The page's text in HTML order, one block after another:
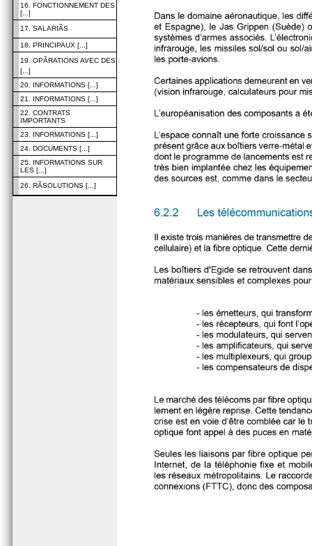
16. FONCTIONNEMENT DES
[...]
17. SALARIÃS
18. PRINCIPAUX [...]
19. OPÃRATIONS AVEC DES
[...]
20. INFORMATIONS [...]
21. INFORMATIONS [...]
22. CONTRATS
IMPORTANTS
23. INFORMATIONS [...]
24. DOCUMENTS [...]
25. INFORMATIONS SUR
LES [...]
26. RÃSOLUTIONS [...]